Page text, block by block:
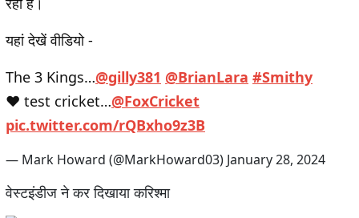
यहां देखें वीडियो -
The 3 Kings…@gilly381 @BrianLara #Smithy
❤️ test cricket…@FoxCricket
pic.twitter.com/rQBxho9z3B
— Mark Howard (@MarkHoward03) January 28, 2024
वेस्टइंडीज ने कर दिखाया करिश्मा